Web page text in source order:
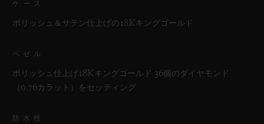
ケース
ポリッシュ＆サテン仕上げの18Kキングゴールド
ベゼル
ポリッシュ仕上げ18Kキングゴールド 36個のダイヤモンド
（0.76カラット）をセッティング
防水性